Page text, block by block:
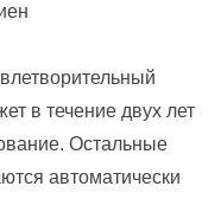
в течение двух лет
Остальные
автоматически